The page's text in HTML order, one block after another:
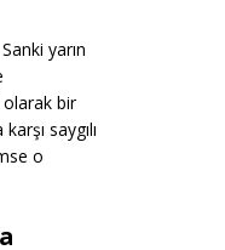
yarın
olarak bir
saygılı
o